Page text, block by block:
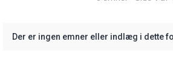
Der er ingen emner eller indlæg i dette